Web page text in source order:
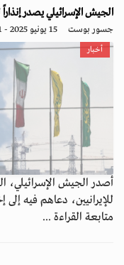
الجيش الإسرائيلي يصدر
جسور بوست 15 يونيو 2025 - 13:21
أخبار
أصدر الجيش الإسرائيلي،
للإيرانيين، دعاهم فيه
متابعة القراءة ...